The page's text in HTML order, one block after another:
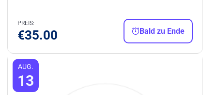
PREIS:
€35.00 Bald zu Ende
AUG.
13